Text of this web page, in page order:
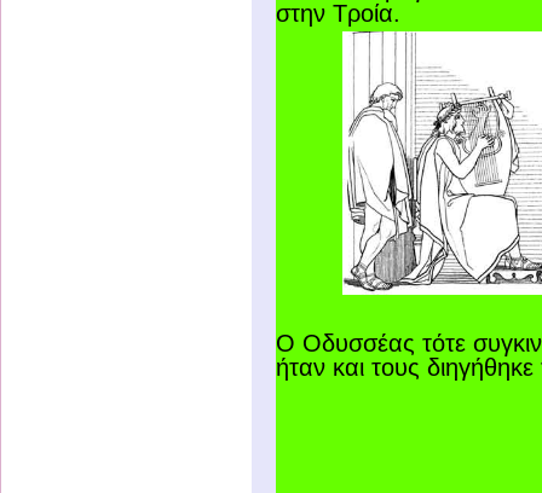
στην Τροία.
Ο Οδυσσέας τότε
ήταν και τους διηγήθηκε